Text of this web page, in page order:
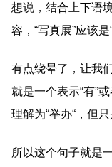
想说，结合上下语
容，“写真展”应该
有点绕晕了，让我
就是一个表示“有”
理解为“举办“，但
所以这个句子就是